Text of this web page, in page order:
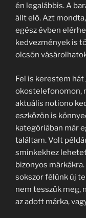
én legalábbis. A
állt elő. Azt
egész évben
kedvezmények is
olcsón
Fel is kerestem hát
okostelefonomon,
aktuális notiono
eszközön is
kategóriában már
találtam. Volt
sminkekhez
bizonyos
sokszor félünk új
nem tesszük meg,
az adott márka,